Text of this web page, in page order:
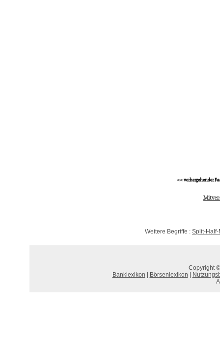
<< vorhergehender
Weitere Begriffe : Split-
Copyright
Banklexikon
Börsenlexikon